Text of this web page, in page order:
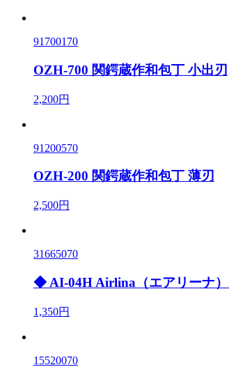
91700170
OZH-700 関鍔蔵作和包丁 小出刃
2,200円
91200570
OZH-200 関鍔蔵作和包丁 薄刃
2,500円
31665070
◆ AI-04H Airlina（エアリーナ）
1,350円
15520070